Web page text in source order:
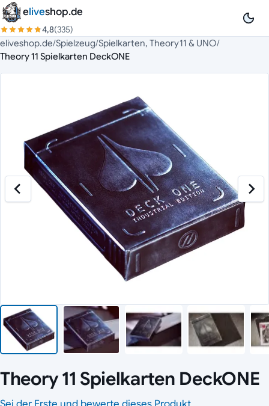
Zum Inhalt springen
eliveshop.de
4,8(335)
eliveshop.de/Spielzeug/Spielkarten, Theory11 & UNO/
Theory 11 Spielkarten DeckONE
Theory 11 Spielkarten DeckONE